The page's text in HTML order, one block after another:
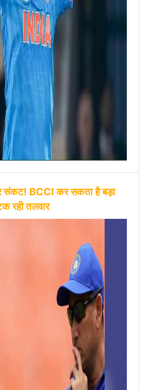
संकट! BCCI कर सकता है बड़ा
रही तलवार